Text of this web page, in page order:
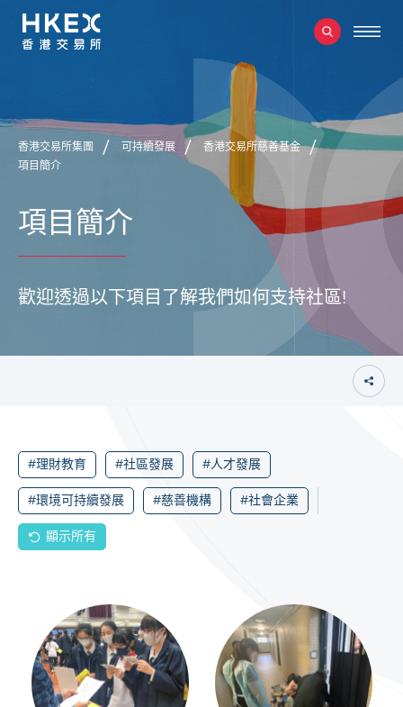
香港交易所集團 可持續發展
香港交易所慈善基金
項目簡介
項目簡介
歡迎透過以下項目了解我們如何支持社區!
#理財教育 #社區發展 #人才發展
#環境可持續發展 #慈善機構 #社會企業
顯示所有